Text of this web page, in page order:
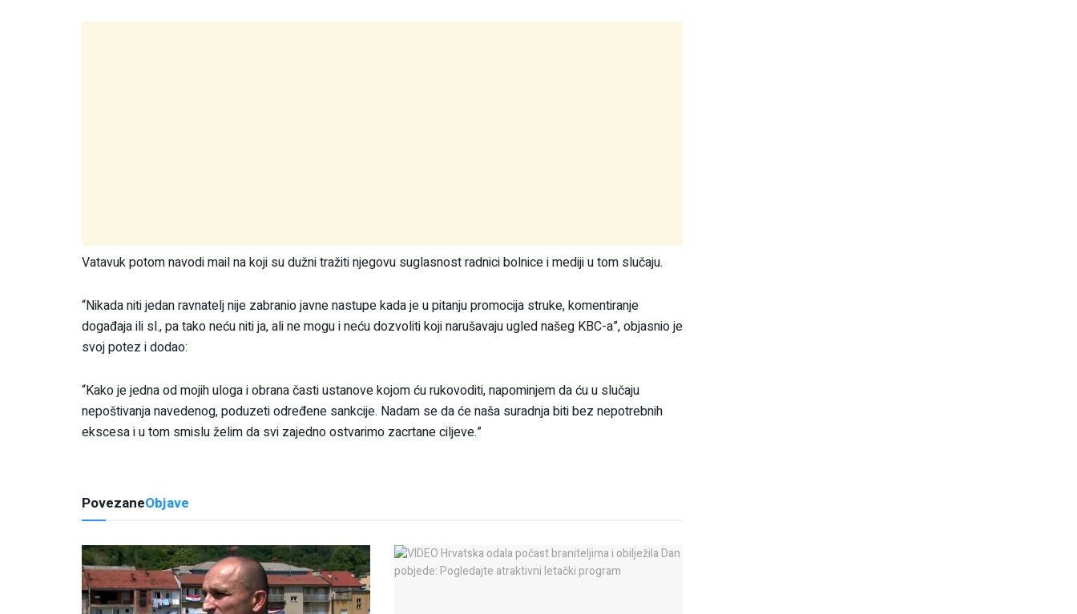
Vatavuk potom navodi mail na koji su dužni tražiti njegovu suglasnost radnici bolnice i mediji u tom slučaju.
“Nikada niti jedan ravnatelj nije zabranio javne nastupe kada je u pitanju promocija struke, komentiranje
događaja ili sl., pa tako neću niti ja, ali ne mogu i neću dozvoliti koji narušavaju ugled našeg KBC-a”, objasnio je
svoj potez i dodao:
“Kako je jedna od mojih uloga i obrana časti ustanove kojom ću rukovoditi, napominjem da ću u slučaju
nepoštivanja navedenog, poduzeti određene sankcije. Nadam se da će naša suradnja biti bez nepotrebnih
ekscesa i u tom smislu želim da svi zajedno ostvarimo zacrtane ciljeve.”
PovezaneObjave